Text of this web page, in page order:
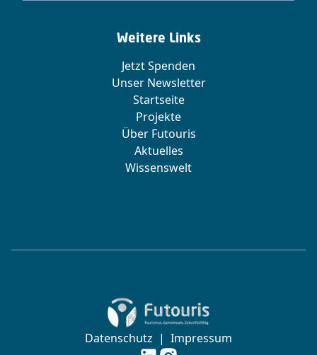
Weitere Links
Jetzt Spenden
Unser Newsletter
Startseite
Projekte
Über Futouris
Aktuelles
Wissenswelt
Zur Startseite von Futouris e.V.
Datenschutz | Impressum